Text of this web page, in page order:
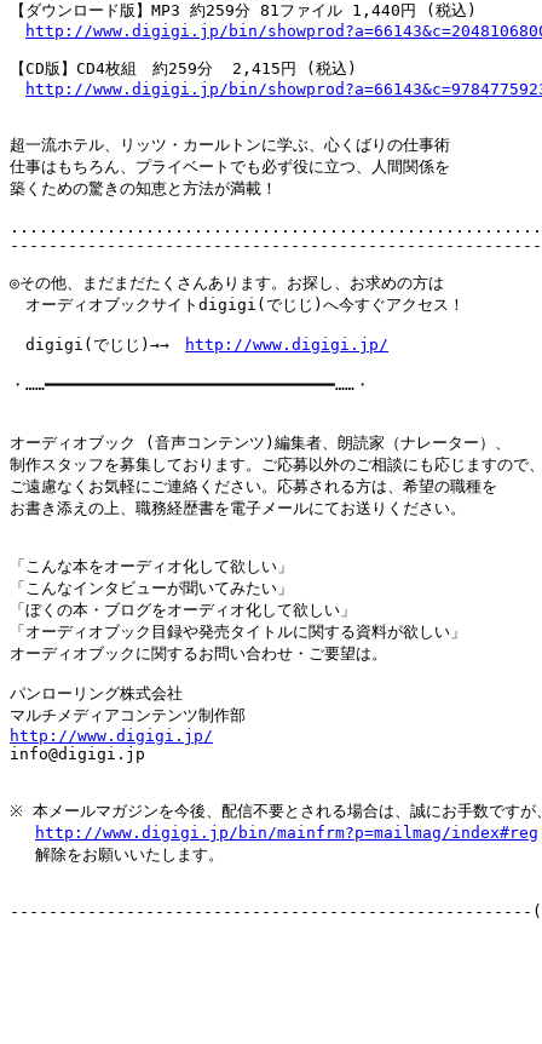
【ダウンロード版】MP3 約259分 81ファイル 1,440円 (税込)
http://www.digigi.jp/bin/
【CD版】CD4枚組　約259分  2,415円 (税込)
http://www.digigi.jp/bin/
超一流ホテル、リッツ・カールトンに学ぶ、心くばりの仕事術
仕事はもちろん、プライベートでも必ず役に立つ、人間関係を
築くための驚きの知恵と方法が満載！
◎その他、まだまだたくさんあります。お探し、お求めの方は
オーディオブックサイトdigigi(でじじ)へ今すぐアクセス！
digigi(でじじ)→→ http://www.digigi.jp/
・……━━━━━━━━━━━━━━━━━━━━━━━━━━━━━━……・
オーディオブック (音声コンテンツ)編集者、朗読家（ナレーター）、
制作スタッフを募集しております。ご応募以外のご相談にも応じますので
ご遠慮なくお気軽にご連絡ください。応募される方は、希望の職種を
お書き添えの上、職務経歴書を電子メールにてお送りください。
「こんな本をオーディオ化して欲しい」
「こんなインタビューが聞いてみたい」
「ぼくの本・ブログをオーディオ化して欲しい」
「オーディオブック目録や発売タイトルに関する資料が欲しい」
オーディオブックに関するお問い合わせ・ご要望は。
パンローリング株式会社
http://www.digigi.jp/
info@digigi.jp
※ 本メールマガジンを今後、配信不要とされる場合は、誠にお手数ですが
http://www.digigi.jp/bin/mainfrm?p=mailmag/index#reg
解除をお願いいたします。
------------------------------------------------------(C)